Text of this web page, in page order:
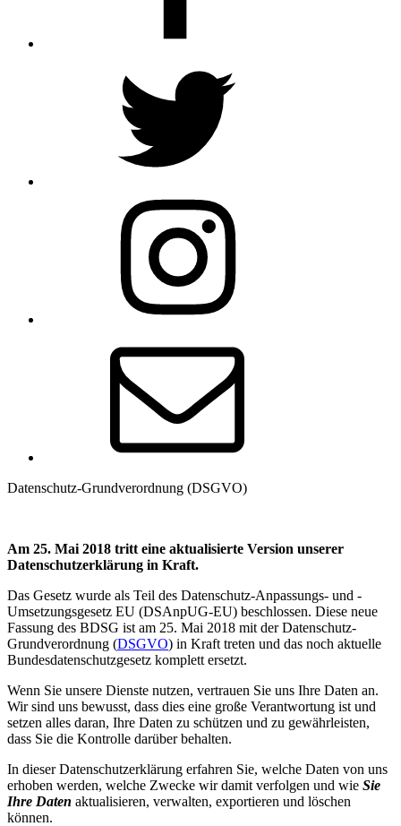
Datenschutz-Grundverordnung (DSGVO)
Am 25. Mai 2018 tritt eine aktualisierte Version unserer
Datenschutzerklärung in Kraft.
Das Gesetz wurde als Teil des Datenschutz-Anpassungs- und -
Umsetzungsgesetz EU (DSAnpUG-EU) beschlossen. Diese neue
Fassung des BDSG ist am 25. Mai 2018 mit der Datenschutz-
Grundverordnung (DSGVO) in Kraft treten und das noch aktuelle
Bundesdatenschutzgesetz komplett ersetzt.
Wenn Sie unsere Dienste nutzen, vertrauen Sie uns Ihre Daten an.
Wir sind uns bewusst, dass dies eine große Verantwortung ist und
setzen alles daran, Ihre Daten zu schützen und zu gewährleisten,
dass Sie die Kontrolle darüber behalten.
In dieser Datenschutzerklärung erfahren Sie, welche Daten von uns
erhoben werden, welche Zwecke wir damit verfolgen und wie Sie
Ihre Daten aktualisieren, verwalten, exportieren und löschen
können.